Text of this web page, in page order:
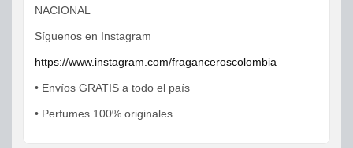
NACIONAL
Síguenos en Instagram
https://www.instagram.com/fraganceroscolombia
• Envíos GRATIS a todo el país
• Perfumes 100% originales